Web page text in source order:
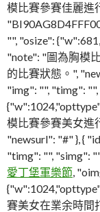
模比賽參賽佳麗進
"", "osize":
"note": "圖為胸模
的比賽狀態。",
"img": "", "timg":
模比賽參賽美女進
"newsurl": "#" }, {
"timg": "", "simg":
愛丁堡軍樂節,
賽美女在業余時間